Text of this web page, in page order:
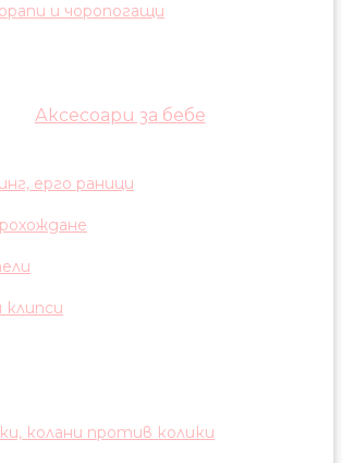
и чоропогащи
Аксесоари за бебе
ерго раници
клипси
колани против колики